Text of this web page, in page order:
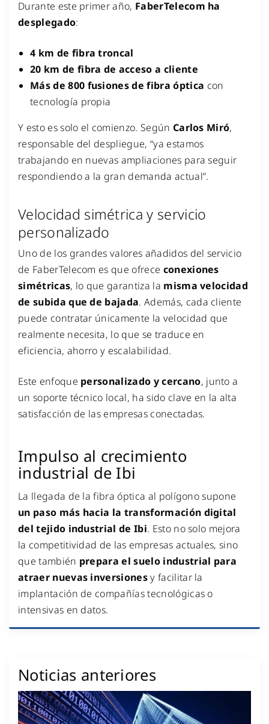
Durante este primer año, FaberTelecom ha
desplegado:
4 km de fibra troncal
20 km de fibra de acceso a cliente
Más de 800 fusiones de fibra óptica con
tecnología propia
Y esto es solo el comienzo. Según Carlos Miró,
responsable del despliegue, “ya estamos
trabajando en nuevas ampliaciones para seguir
respondiendo a la gran demanda actual”.
Velocidad simétrica y servicio
personalizado
Uno de los grandes valores añadidos del servicio
de FaberTelecom es que ofrece conexiones
simétricas, lo que garantiza la misma velocidad
de subida que de bajada. Además, cada cliente
puede contratar únicamente la velocidad que
realmente necesita, lo que se traduce en
eficiencia, ahorro y escalabilidad.
Este enfoque personalizado y cercano, junto a
un soporte técnico local, ha sido clave en la alta
satisfacción de las empresas conectadas.
Impulso al crecimiento
industrial de Ibi
La llegada de la fibra óptica al polígono supone
un paso más hacia la transformación digital
del tejido industrial de Ibi. Esto no solo mejora
la competitividad de las empresas actuales, sino
que también prepara el suelo industrial para
atraer nuevas inversionesy facilitar la
implantación de compañías tecnológicas o
intensivas en datos.
Noticias anteriores